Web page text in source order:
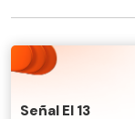
Señal El 13